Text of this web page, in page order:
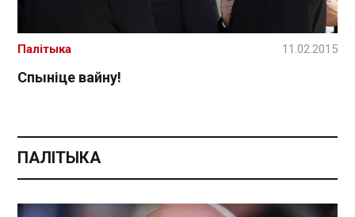
Спыніце вайну!
Палітыка 11.02.2015
ПАЛІТЫКА